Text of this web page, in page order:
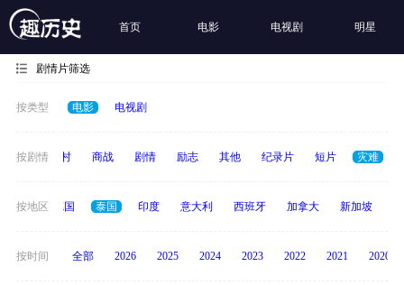
首页 电影 电视剧 明星
剧情片筛选
按类型 电影 电视剧
按剧情
历史 乡村 商战 剧情 励志 其他 纪录片 短片 灾难
按地区
韩国 德国 泰国 印度 意大利 西班牙 加拿大 新加坡
按时间 全部 2026 2025 2024 2023 2022 2021 2020